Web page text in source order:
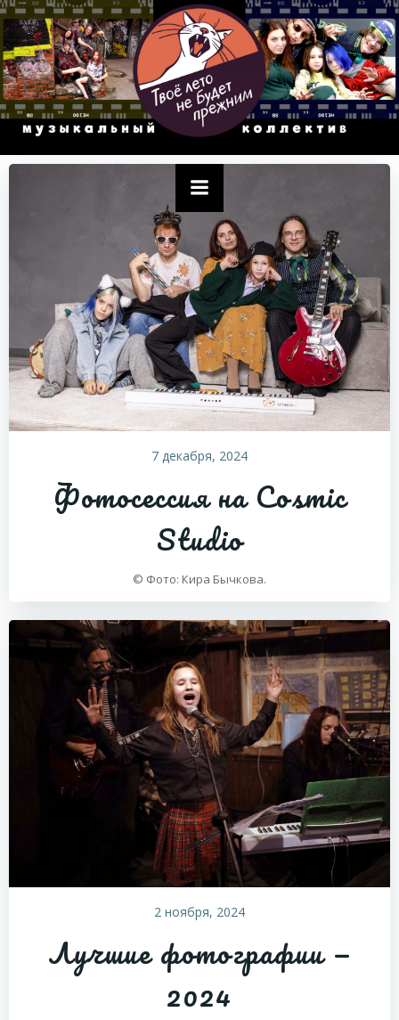
Перейти
к
содержимому
7 декабря, 2024
Фотосессия на Cosmic
Studio
© Фото: Кира Бычкова.
2 ноября, 2024
Лучшие фотографии —
2024